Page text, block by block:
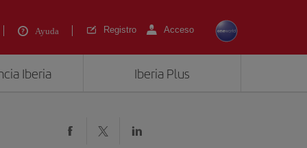
Ayuda Registro Acceso
Iberia Iberia Plus